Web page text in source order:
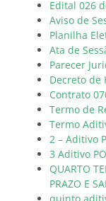
Edital 026
Aviso de
Planilha
Ata de
Parecer
Decreto de
Contrato
Termo de
Termo
2 – Aditivo
3 Aditivo
QUARTO
PRAZO E